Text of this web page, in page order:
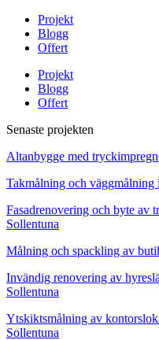
Projekt
Blogg
Offert
Projekt
Blogg
Offert
Senaste projekten
Altanbygge med
Takmålning och väggmålning
Fasadrenovering och byte av
Sollentuna
Målning och spackling av
Invändig renovering av
Sollentuna
Ytskiktsmålning av
Sollentuna